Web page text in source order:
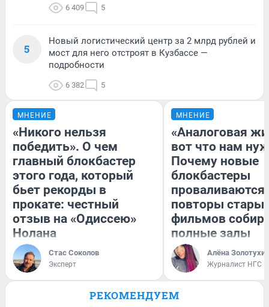
6 409 5
5
Новый логистический центр за 2 млрд рублей и
мост для него отстроят в Кузбассе —
подробности
6 382 5
МНЕНИЕ
«Никого нельзя
победить». О чем
главный блокбастер
этого года, который
бьет рекорды в
прокате: честный
отзыв на «Одиссею»
Нолана
Стас Соколов
Эксперт
МНЕНИЕ
«Аналоговая
вот что нам
Почему новые
блокбастеры
повторы
фильмов
полные залы
Алёна
Журналист НГС
РЕКОМЕНДУЕМ